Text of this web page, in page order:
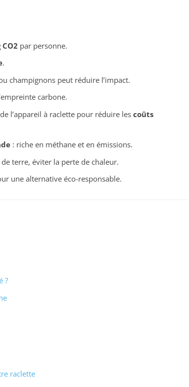
par personne.
.
champignons peut réduire l’impact.
carbone.
l’appareil à raclette pour réduire les coûts
: riche en méthane et en émissions.
terre, éviter la perte de chaleur.
une alternative éco-responsable.
?
raclette